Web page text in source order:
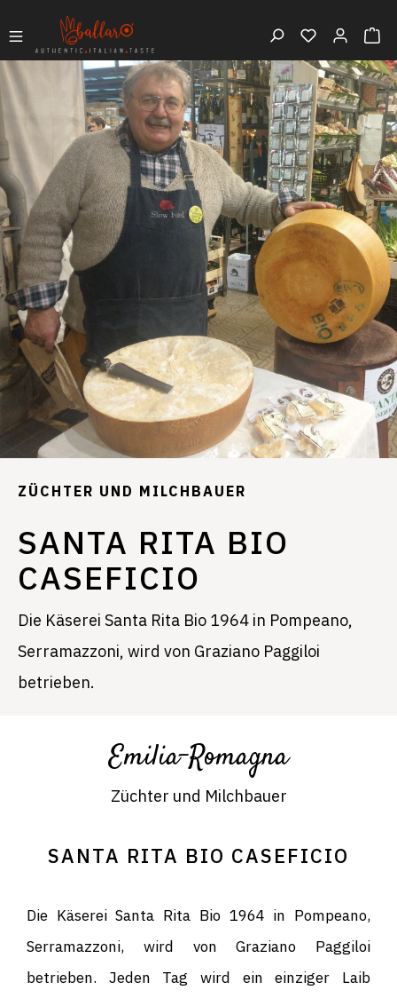
ZÜCHTER UND MILCHBAUER
SANTA RITA BIO
CASEFICIO
Die Käserei Santa Rita Bio 1964 in Pompeano,
Serramazzoni, wird von Graziano Paggiloi
betrieben.
Emilia-Romagna
Züchter und Milchbauer
SANTA RITA BIO CASEFICIO
Die Käserei Santa Rita Bio 1964 in Pompeano,
Serramazzoni, wird von Graziano Paggiloi
betrieben. Jeden Tag wird ein einziger Laib